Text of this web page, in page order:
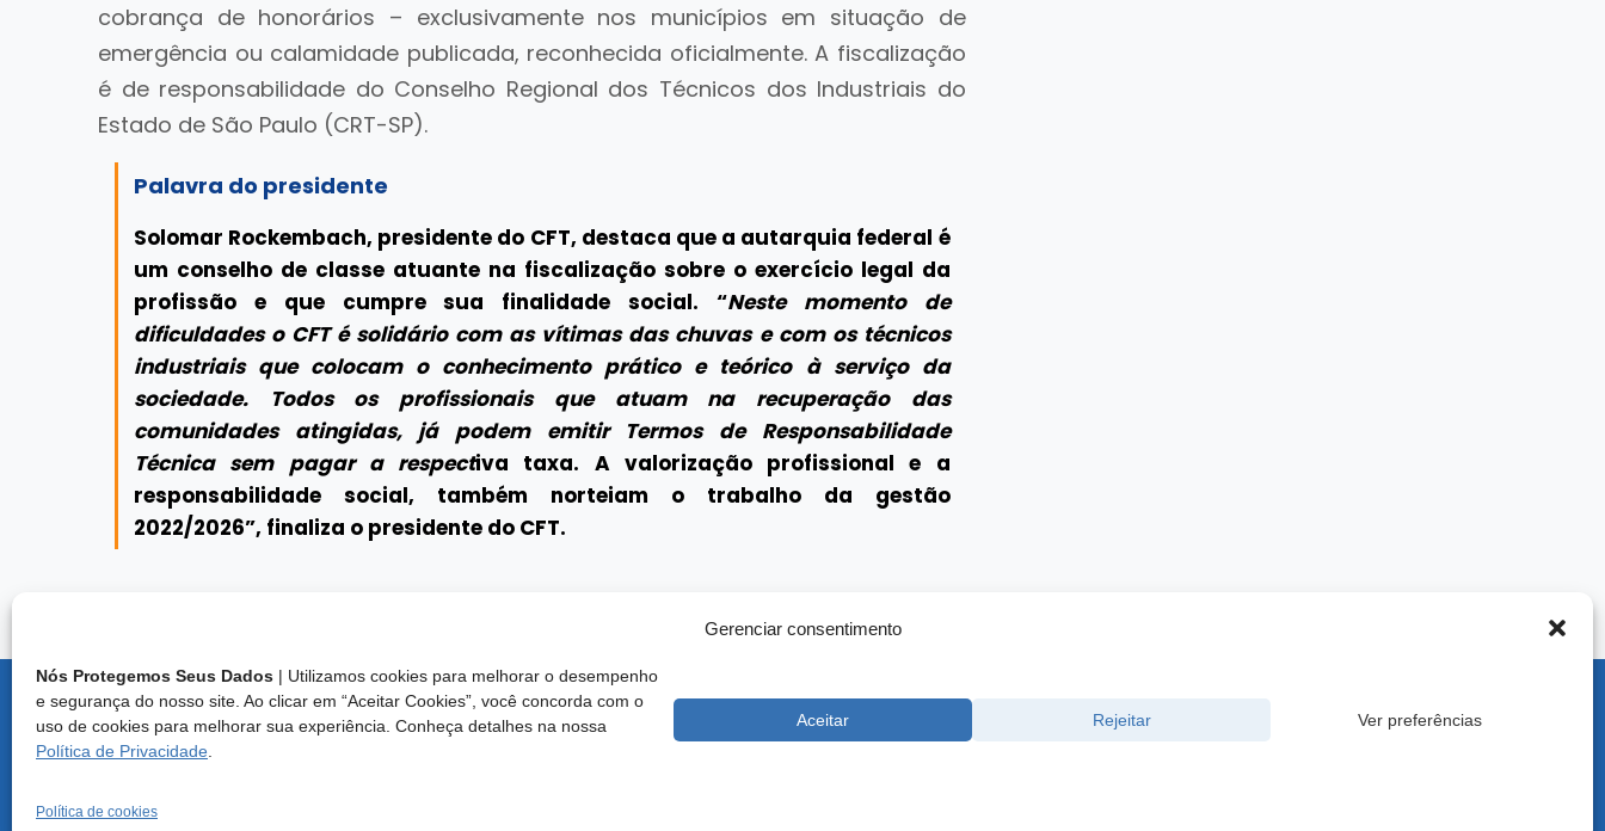
Gerenciar consentimento
Nós Protegemos Seus Dados | Utilizamos cookies para melhorar o desempenho
e segurança do nosso site. Ao clicar em “Aceitar Cookies”, você concorda com o
uso de cookies para melhorar sua experiência. Conheça detalhes na nossa
Política de Privacidade
Aceitar Rejeitar Ver preferências
Política de cookies
cobrança de honorários – exclusivamente nos municípios em situação de
emergência ou calamidade publicada, reconhecida oficialmente. A fiscalização
é de responsabilidade do Conselho Regional dos Técnicos dos Industriais do
Estado de São Paulo (CRT-SP).
Palavra do presidente
Solomar Rockembach, presidente do CFT, destaca que a autarquia federal é
um conselho de classe atuante na fiscalização sobre o exercício legal da
profissão e que cumpre sua finalidade social. “Neste momento de
dificuldades o CFT é solidário com as vítimas das chuvas e com os técnicos
industriais que colocam o conhecimento prático e teórico à serviço da
sociedade. Todos os profissionais que atuam na recuperação das
comunidades atingidas, já podem emitir Termos de Responsabilidade
Técnica sem pagar a respectiva taxa. A valorização profissional e a
responsabilidade social, também norteiam o trabalho da gestão
2022/2026”, finaliza o presidente do CFT.
Endereço: SCS, Quadra 02, Bloco D, Ed. Oscar Niemeyer, 9º Andar CEP 70.316-900 -
Brasília/DF